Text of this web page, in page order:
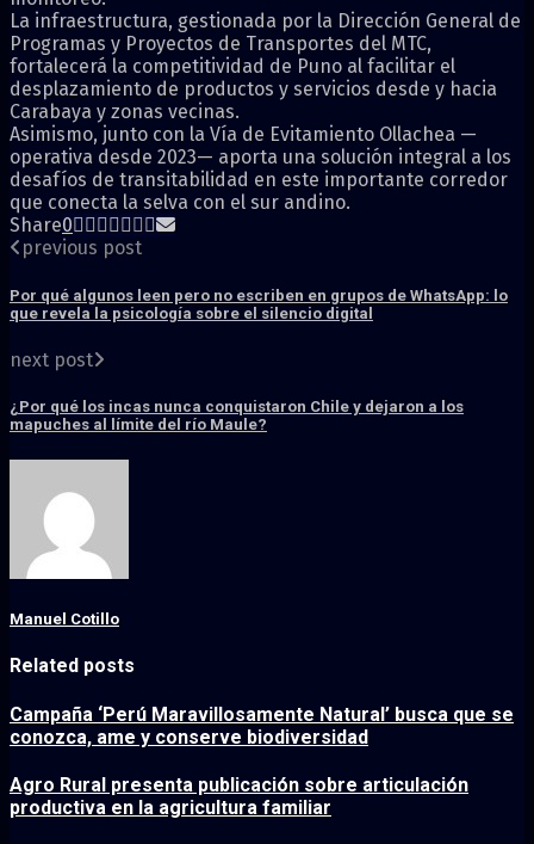
La infraestructura, gestionada por la Dirección General de
Programas y Proyectos de Transportes del MTC,
fortalecerá la competitividad de Puno al facilitar el
desplazamiento de productos y servicios desde y hacia
Carabaya y zonas vecinas.
Asimismo, junto con la Vía de Evitamiento Ollachea —
operativa desde 2023— aporta una solución integral a los
desafíos de transitabilidad en este importante corredor
que conecta la selva con el sur andino.
Share0
previous post
Por qué algunos leen pero no escriben en grupos de WhatsApp: lo
que revela la psicología sobre el silencio digital
next post
¿Por qué los incas nunca conquistaron Chile y dejaron a los
mapuches al límite del río Maule?
Manuel Cotillo
Related posts
Campaña ‘Perú Maravillosamente Natural’ busca que se
conozca, ame y conserve biodiversidad
Agro Rural presenta publicación sobre articulación
productiva en la agricultura familiar